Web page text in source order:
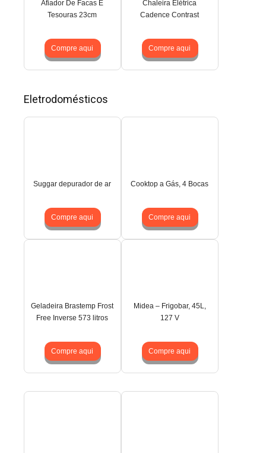
Afiador De Facas E
Tesouras 23cm
Compre aqui
Chaleira Elétrica
Cadence Contrast
Compre aqui
Eletrodomésticos
Suggar depurador de ar
Compre aqui
Cooktop a Gás, 4 Bocas
Compre aqui
Geladeira Brastemp Frost
Free Inverse 573 litros
Compre aqui
Midea – Frigobar, 45L,
127 V
Compre aqui